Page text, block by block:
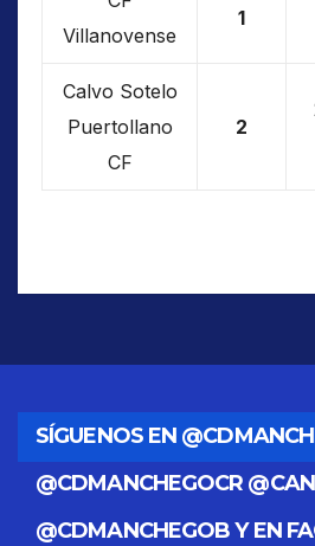
Villanovense
1
Calvo Sotelo
Puertollano
CF
2
SÍGUENOS EN
@CDMANCHEGOCR
@CDMANCHEGOB Y EN